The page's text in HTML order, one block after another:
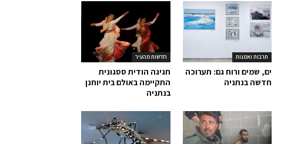
חדשות מהעיר
חגיגה הודית ססגונית
התקיימה באולם בית יוחנן
בנתניה
תרבות ואמנות
ים, שמים ורוח גם: תערוכה
חדשה בנתניה